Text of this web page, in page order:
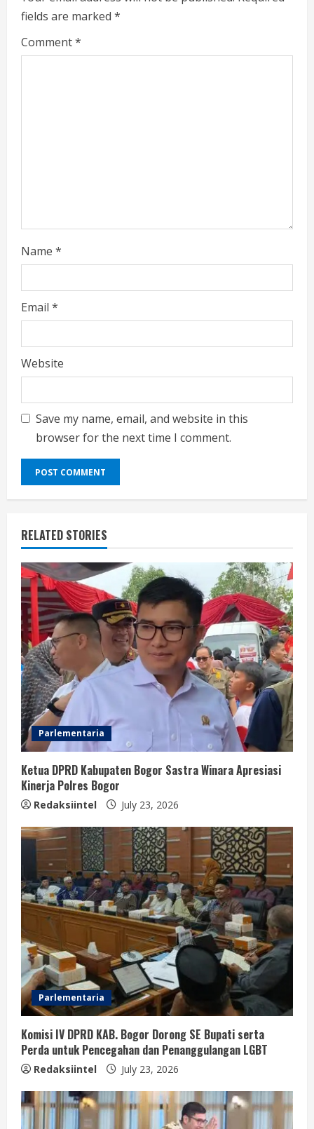
R
e
fields are marked *
Comment*
Name *
Email *
Website
Save my name, email, and website in this
browser for the next time I comment.
RELATED STORIES
Parlementaria
Ketua DPRD Kabupaten Bogor Sastra Winara Apresiasi
Kinerja Polres Bogor
Redaksiintel July 23, 2026
Parlementaria
Komisi IV DPRD KAB. Bogor Dorong SE Bupati serta
Perda untuk Pencegahan dan Penanggulangan LGBT
Redaksiintel July 23, 2026